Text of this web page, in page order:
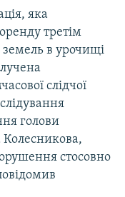
яка
третім
в урочищі
слідчої
голови
Колесникова,
стосовно